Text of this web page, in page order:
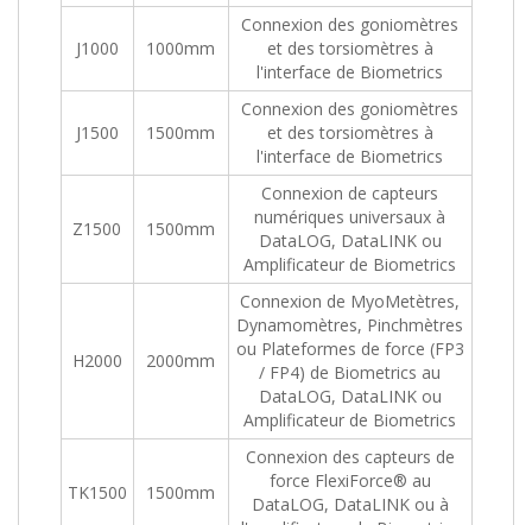
J1000 1000mm
Connexion des goniomètres
et des torsiomètres à
l'interface de Biometrics
J1500 1500mm
Connexion des goniomètres
et des torsiomètres à
l'interface de Biometrics
Z1500 1500mm
Connexion de capteurs
numériques universaux à
DataLOG, DataLINK ou
Amplificateur de Biometrics
H2000 2000mm
Connexion de MyoMetètres,
Dynamomètres, Pinchmètres
ou Plateformes de force (FP3
/ FP4) de Biometrics au
DataLOG, DataLINK ou
Amplificateur de Biometrics
TK1500 1500mm
Connexion des capteurs de
force FlexiForce® au
DataLOG, DataLINK ou à